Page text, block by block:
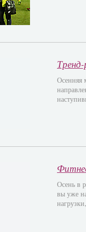
Осенняя
Осень в
вы уже